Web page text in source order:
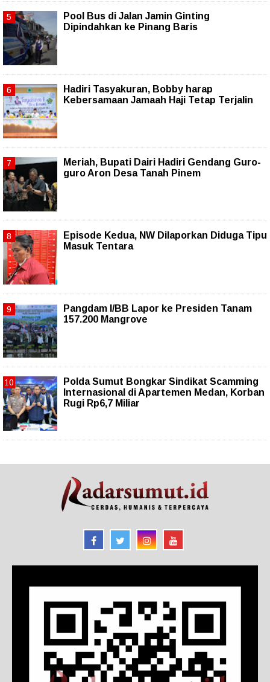
Pool Bus di Jalan Jamin Ginting
Dipindahkan ke Pinang Baris
Hadiri Tasyakuran, Bobby harap
Kebersamaan Jamaah Haji Tetap Terjalin
Meriah, Bupati Dairi Hadiri Gendang Guro-
guro Aron Desa Tanah Pinem
Episode Kedua, NW Dilaporkan Diduga Tipu
Masuk Tentara
Pangdam I/BB Lapor ke Presiden Tanam
157.200 Mangrove
Polda Sumut Bongkar Sindikat Scamming
Internasional di Apartemen Medan, Korban
Rugi Rp6,7 Miliar